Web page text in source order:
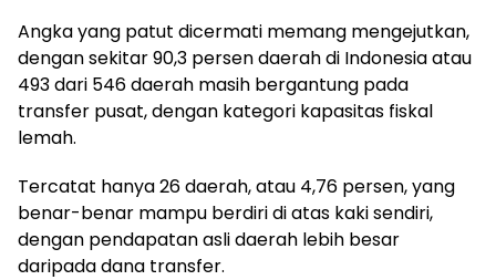
Angka yang patut dicermati memang mengejutkan,
dengan sekitar 90,3 persen daerah di Indonesia atau
493 dari 546 daerah masih bergantung pada
transfer pusat, dengan kategori kapasitas fiskal
lemah.
Tercatat hanya 26 daerah, atau 4,76 persen, yang
benar-benar mampu berdiri di atas kaki sendiri,
dengan pendapatan asli daerah lebih besar
daripada dana transfer.